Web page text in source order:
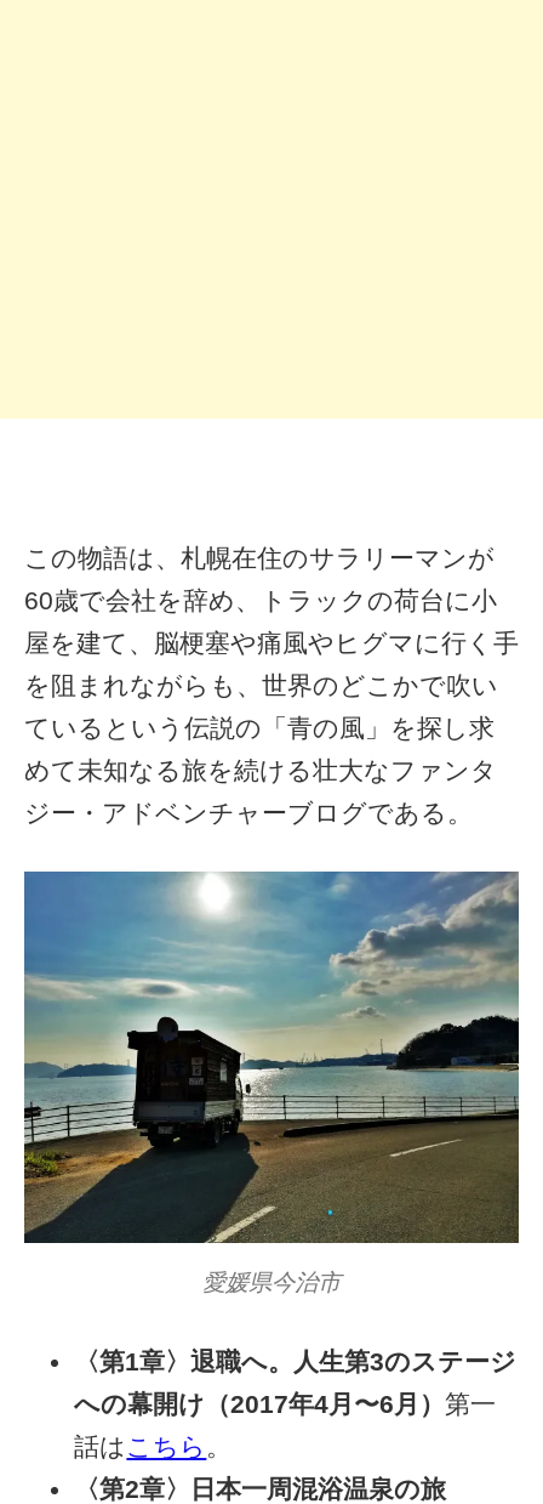
この物語は、札幌在住のサラリーマンが
60歳で会社を辞め、トラックの荷台に小
屋を建て、脳梗塞や痛風やヒグマに行く手
を阻まれながらも、世界のどこかで吹い
ているという伝説の「青の風」を探し求
めて未知なる旅を続ける壮大なファンタ
ジー・アドベンチャーブログである。
愛媛県今治市
〈第1章〉退職へ。人生第3のステージ
への幕開け（2017年4月〜6月）第一
話は こちら 。
〈第2章〉日本一周混浴温泉の旅